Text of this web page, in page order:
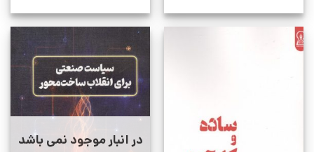
در انبار موجود نمی باشد